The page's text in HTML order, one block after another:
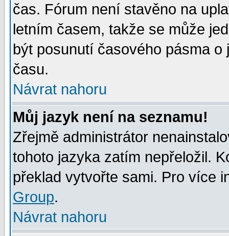
čas. Fórum není stavěno na
letním časem, takže se může
být posunutí časového pásma
času.
Návrat nahoru
Můj jazyk není na seznamu!
Zřejmě administrátor
tohoto jazyka zatím nepřeložil.
překlad vytvořte sami. Pro více
Group.
Návrat nahoru